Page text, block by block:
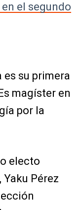
el segundo
es su primera
magíster en
por la
electo
Pérez